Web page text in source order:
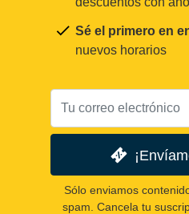
Sé el primero en
nuevos horarios
Sólo enviamos
spam. Cancela tu